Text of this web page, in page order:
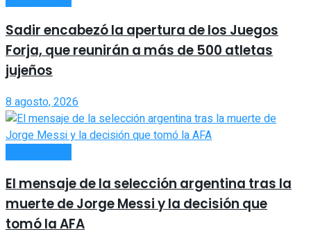
Sadir encabezó la apertura de los Juegos
Forja, que reunirán a más de 500 atletas
jujeños
8 agosto, 2026
El mensaje de la selección argentina tras la
muerte de Jorge Messi y la decisión que
tomó la AFA